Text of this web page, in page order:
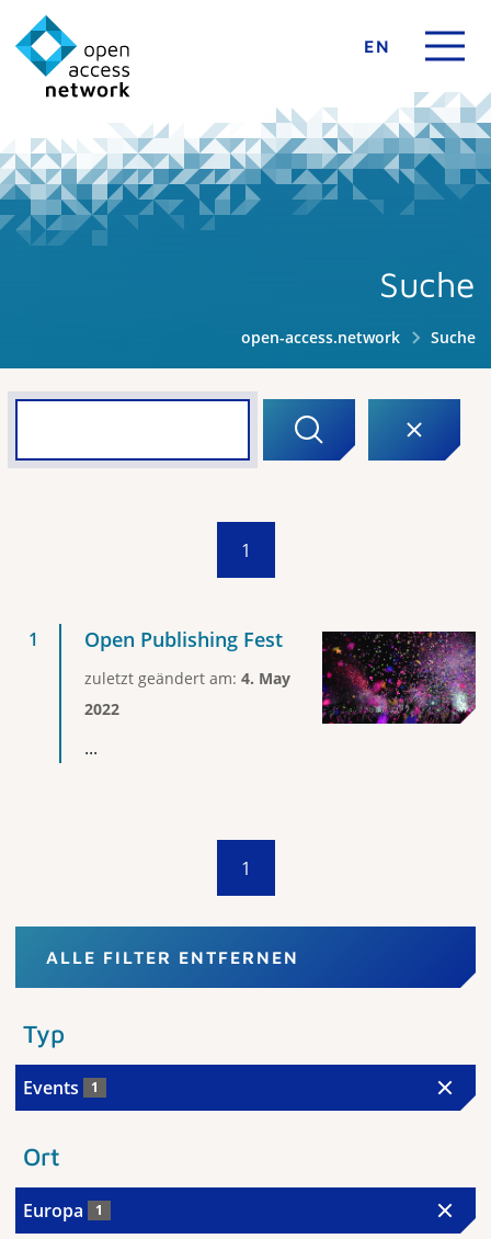
EN
Suche
open-access.network Suche
1
Open Publishing Fest
zuletzt geändert am: 4. May
2022
...
1
ALLE FILTER ENTFERNEN
Typ
Events 1
Ort
Europa 1